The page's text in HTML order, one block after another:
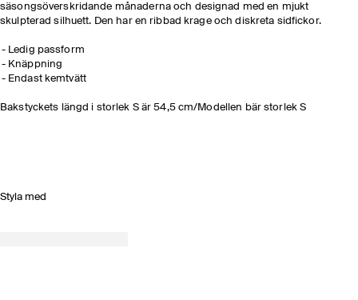
säsongsöverskridande månaderna och designad med en mjukt
skulpterad silhuett. Den har en ribbad krage och diskreta sidfickor.
Ledig passform
Knäppning
Endast kemtvätt
Bakstyckets längd i storlek S är 54,5 cm/Modellen bär storlek S
Styla med